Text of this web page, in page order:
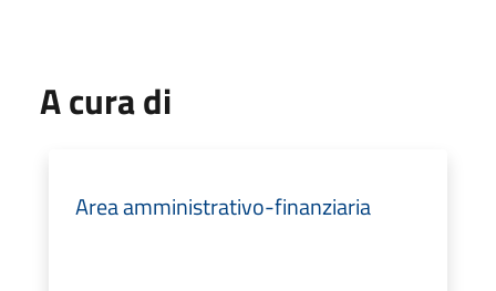
A cura di
Area amministrativo-finanziaria